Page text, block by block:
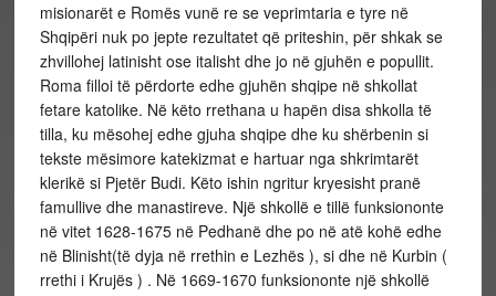
misionarët e Romës vunë re se veprimtaria e tyre në
Shqipëri nuk po jepte rezultatet që priteshin, për shkak se
zhvillohej latinisht ose italisht dhe jo në gjuhën e popullit.
Roma filloi të përdorte edhe gjuhën shqipe në shkollat
fetare katolike. Në këto rrethana u hapën disa shkolla të
tilla, ku mësohej edhe gjuha shqipe dhe ku shërbenin si
tekste mësimore katekizmat e hartuar nga shkrimtarët
klerikë si Pjetër Budi. Këto ishin ngritur kryesisht pranë
famullive dhe manastireve. Një shkollë e tillë funksiononte
në vitet 1628-1675 në Pedhanë dhe po në atë kohë edhe
në Blinisht(të dyja në rrethin e Lezhës ), si dhe në Kurbin (
rrethi i Krujës ) . Në 1669-1670 funksiononte një shkollë